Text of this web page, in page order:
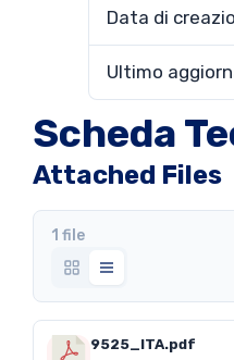
Data di
Ultimo
Scheda
Attached Files
1 file
9525_ITA.pdf